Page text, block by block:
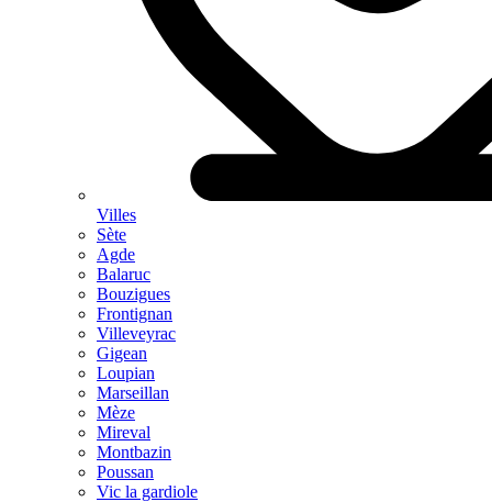
Villes
Sète
Agde
Balaruc
Bouzigues
Frontignan
Villeveyrac
Gigean
Loupian
Marseillan
Mèze
Mireval
Montbazin
Poussan
Vic la gardiole